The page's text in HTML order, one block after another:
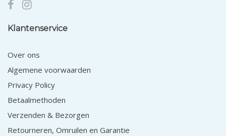
Klantenservice
Over ons
Algemene voorwaarden
Privacy Policy
Betaalmethoden
Verzenden & Bezorgen
Retourneren, Omruilen en Garantie